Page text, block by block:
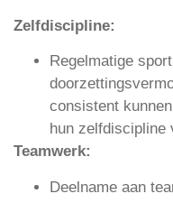
Zelfdiscipline:
Regelmatige
consistent
hun zelfdiscipline
Teamwerk:
Deelname aan